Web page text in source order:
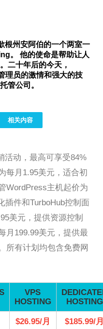
州安阿伯的一个两室一
。 他的使命是帮助让人
二十年后的今天，
理员的激情和强大的技
管公司。
相关内容
活动，最高可享受84%
每月1.95美元，适合初
WordPress主机起价为
插件和TurboHub控制面
美元，提供资源控制
月199.99美元，提供最
所有计划均包含免费网
VPS
HOSTING
HOSTING
$26.95/月 $185.99/